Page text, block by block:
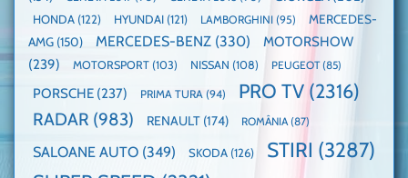
HONDA (122) HYUNDAI (121) LAMBORGHINI (95)
MERCEDES-
AMG (150) MERCEDES-BENZ (330)
MOTORSHOW
(239)
MOTORSPORT (103) NISSAN (108) PEUGEOT(85)
PORSCHE (237) PRIMA TURA (94) PRO TV (2316)
RADAR (983) RENAULT (174) ROMÂNIA (87)
SALOANE AUTO (349) SKODA (126) STIRI (3287)